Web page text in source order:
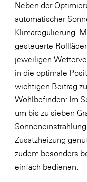
MTH Retail
OMV
OptimaMed
PAGRO
PHH
Primark
Salesforce
sebamed
SeneCura
Neben der
automatischer
Klimaregulierung.
gesteuerte
jeweiligen
in die optimale
wichtigen Beitrag
Wohlbefinden: Im
um bis zu sieben
Zusatzheizung
zudem besonders
einfach bedienen.